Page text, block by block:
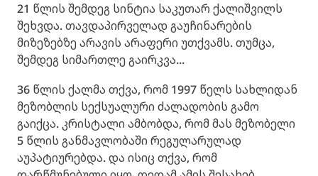
21 წლის შემდეგ სინტია საკუთარ ქალიშვილს
შეხვდა. თავდაპირველად გაუჩინარების
მიზეზებზე არავის არაფერი უთქვამს. თუმცა,
შემდეგ სიმართლე გაირკვა...
36 წლის ქალმა თქვა, რომ 1997 წელს სახლიდან
მეზობლის სექსუალური ძალადობის გამო
გაიქცა. კრისტალი ამბობდა, რომ მას მეზობელი
5 წლის განმავლობაში რეგულარულად
აუპატიურებდა. და ისიც თქვა, რომ